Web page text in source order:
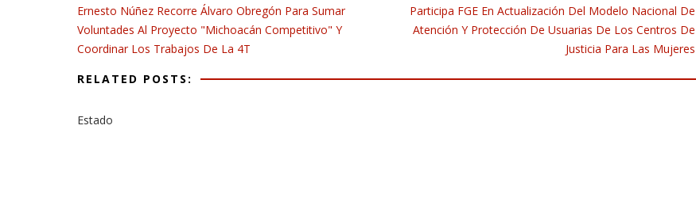
Ernesto Núñez Recorre Álvaro Obregón Para Sumar
Voluntades Al Proyecto "Michoacán Competitivo" Y
Coordinar Los Trabajos De La 4T
Participa FGE En Actualización Del Modelo Nacional De
Atención Y Protección De Usuarias De Los Centros De
Justicia Para Las Mujeres
RELATED POSTS:
Estado